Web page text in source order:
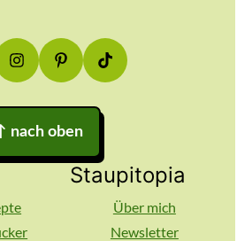
nach oben
Staupitopia
Über mich
Newsletter